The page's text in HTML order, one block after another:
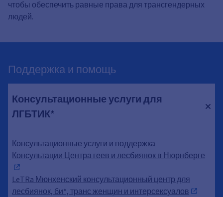
чтобы обеспечить равные права для трансгендерных
людей.
Поддержка и помощь
Консультационные услуги для
ЛГБТИК*
Консультационные услуги и поддержка
Консультации Центра геев и лесбиянок в Нюрнберге
LeTRa Мюнхенский консультационный центр для
лесбиянок, би*, транс женщин и интерсексуалов